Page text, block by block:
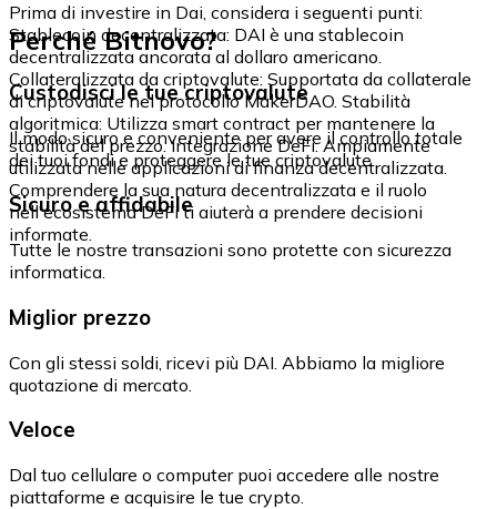
Prima di investire in Dai, considera i seguenti punti:
Stablecoin decentralizzata: DAI è una stablecoin
decentralizzata ancorata al dollaro americano.
Collateralizzata da criptovalute: Supportata da collaterale
di criptovalute nel protocollo MakerDAO. Stabilità
algoritmica: Utilizza smart contract per mantenere la
stabilità del prezzo. Integrazione DeFi: Ampiamente
utilizzata nelle applicazioni di finanza decentralizzata.
Comprendere la sua natura decentralizzata e il ruolo
nell'ecosistema DeFi ti aiuterà a prendere decisioni
informate.
Perché Bitnovo?
Custodisci le tue criptovalute
Il modo sicuro e conveniente per avere il controllo totale
dei tuoi fondi e proteggere le tue criptovalute.
Sicuro e affidabile
Tutte le nostre transazioni sono protette con sicurezza
informatica.
Miglior prezzo
Con gli stessi soldi, ricevi più DAI. Abbiamo la migliore
quotazione di mercato.
Veloce
Dal tuo cellulare o computer puoi accedere alle nostre
piattaforme e acquisire le tue crypto.